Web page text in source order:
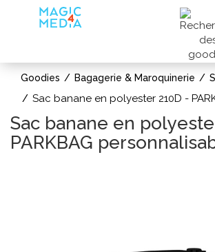
Goodies Bagagerie & Maroquinerie
Sac banane en polyester 210D -
Sac banane en
PARKBAG